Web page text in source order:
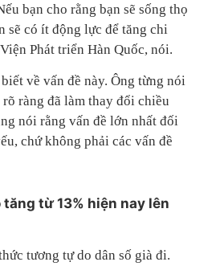
bạn cho rằng bạn sẽ sống thọ
sẽ có ít động lực để tăng chi
Phát triển Hàn Quốc, nói.
về vấn đề này. Ông từng nói
ràng đã làm thay đổi chiều
nói rằng vấn đề lớn nhất đối
chứ không phải các vấn đề
từ 13% hiện nay lên
tương tự do dân số già đi.